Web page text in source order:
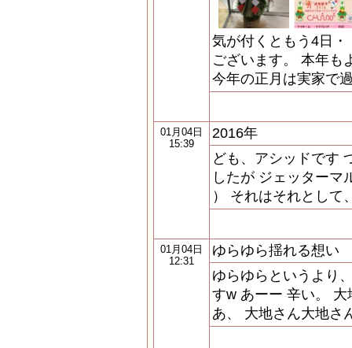
気が付くともう4日
ございます。 本年も
今年の正月は実家で
01月04日
15:39
2016年
ども、アシッドです
したが ジェッターマ
） それはそれとして
01月04日
12:31
ゆらゆら揺れる想い
ゆらゆらというより
すw あーー 辛い。
あ、 大地さん大地さ